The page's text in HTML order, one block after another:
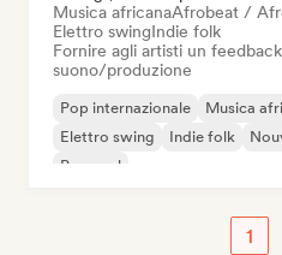
Musica africanaAfrobeat /
Elettro swingIndie folk
Fornire agli artisti un
suono/produzione
Pop internazionale Musica
Elettro swing
Indie folk
Pop soul
1